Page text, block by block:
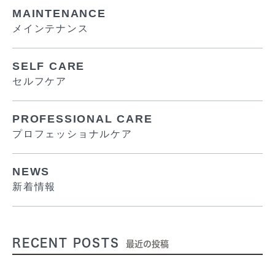
MAINTENANCE
メインテナンス
SELF CARE
セルフケア
PROFESSIONAL CARE
プロフェッショナルケア
NEWS
新着情報
RECENT POSTS 最近の投稿